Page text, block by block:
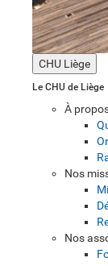
CHU Liège
Le CHU de Liège
À
Nos
Nos